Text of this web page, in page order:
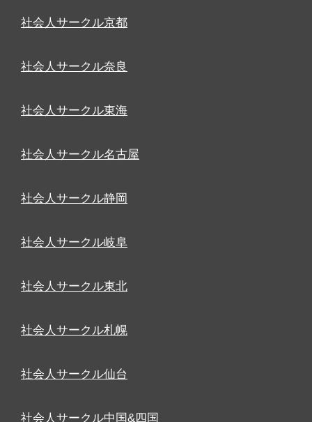
社会人サークル京都
社会人サークル奈良
社会人サークル東海
社会人サークル名古屋
社会人サークル静岡
社会人サークル岐阜
社会人サークル東北
社会人サークル札幌
社会人サークル仙台
社会人サークル中国&四国